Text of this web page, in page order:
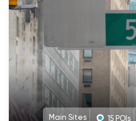
Main Sites 15 POIs